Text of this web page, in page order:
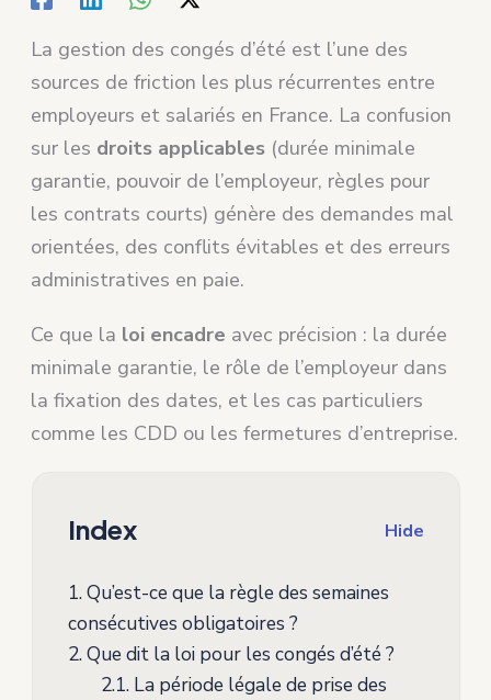
La gestion des congés d’été est l’une des
sources de friction les plus récurrentes entre
employeurs et salariés en France. La confusion
sur les droits applicables (durée minimale
garantie, pouvoir de l’employeur, règles pour
les contrats courts) génère des demandes mal
orientées, des conflits évitables et des erreurs
administratives en paie.
Ce que la loi encadre avec précision : la durée
minimale garantie, le rôle de l’employeur dans
la fixation des dates, et les cas particuliers
comme les CDD ou les fermetures d’entreprise.
Index Hide
1.Qu’est-ce que la règle des semaines
consécutives obligatoires ?
2.Que dit la loi pour les congés d’été ?
2.1.La période légale de prise des